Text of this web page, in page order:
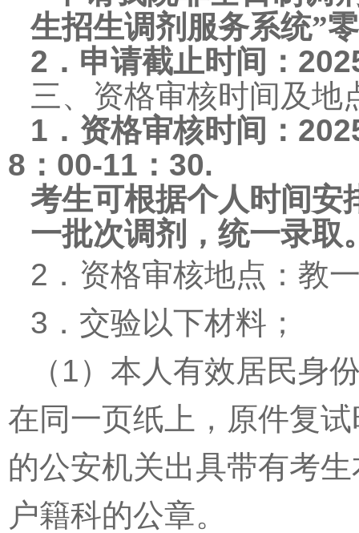
生招生调剂服务系统”
2 ．申请截止时间：
三、资格审核时间及地
1 ．资格审核时间：
8 ： 00-11 ： 30.
考生可根据个人时间安
一批次调剂，统一录取
2 ．资格审核地点：教
3 ．交验以下材料；
（ 1）本人有效居民身
在同一页纸上，原件复
的公安机关出具带有考
户籍科的公章。